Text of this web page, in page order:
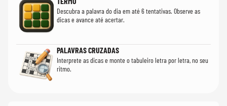
Descubra a palavra do dia em até 6 tentativas. Observe as
dicas e avance até acertar.
PALAVRAS CRUZADAS
Interprete as dicas e monte o tabuleiro letra por letra, no seu
ritmo.